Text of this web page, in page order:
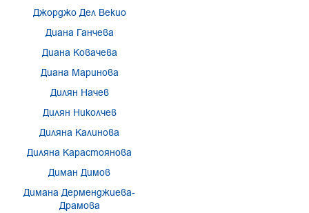
Джорджо Дел Векио
Диана Ганчева
Диана Ковачева
Диана Маринова
Дилян Начев
Дилян Николчев
Диляна Калинова
Диляна Карастоянова
Диман Димов
Димана Дерменджиева-
Драмова